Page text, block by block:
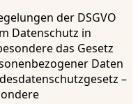
der DSGVO
Datenschutz in
das Gesetz
Daten
–